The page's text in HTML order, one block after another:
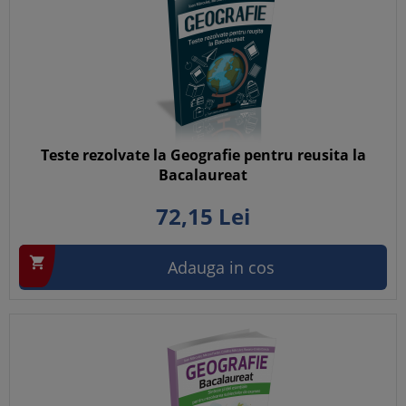
Teste rezolvate la Geografie pentru reusita la
Bacalaureat
72,15 Lei
 Adauga in cos